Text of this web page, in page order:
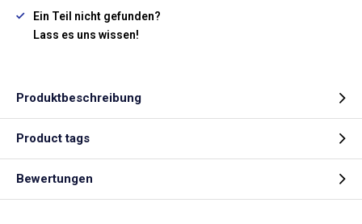
Ein Teil nicht gefunden?
Lass es uns wissen!
Produktbeschreibung
Product tags
Bewertungen